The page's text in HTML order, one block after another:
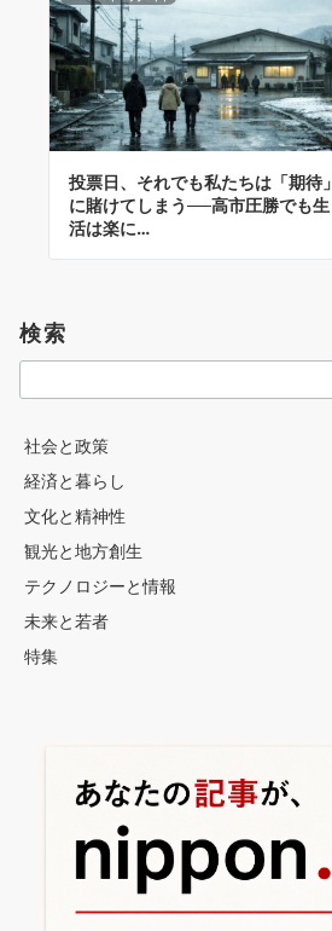
投票日、それでも私たちは「期待」
に賭けてしまう──高市圧勝でも生
活は楽に…
検索
社会と政策
経済と暮らし
文化と精神性
観光と地方創生
テクノロジーと情報
未来と若者
特集